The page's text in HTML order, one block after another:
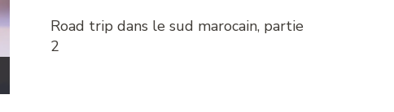
Road trip dans le sud marocain, partie
2